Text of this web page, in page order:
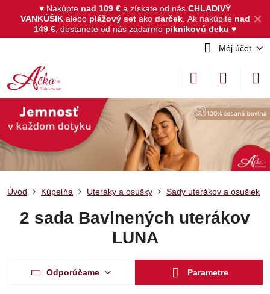
✕
♥ Nakúpte nad 109 € a získate od nás CHLADIVÝ
VANKÚŠIKalebo plážový set akodarček. Ak nakúpite nad
149 € , dostanete od nás zadarmo piknikovú deku ♥
Môj účet
Úvod Kúpeľňa Uteráky a osušky Sady uterákov a osušiek
2 sada Bavlnených uterákov
LUNA
Odporúčame Parametre